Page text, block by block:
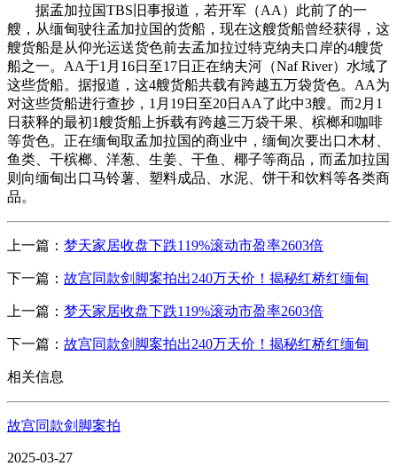
据孟加拉国TBS旧事报道，若开军（AA）此前了的一
艘，从缅甸驶往孟加拉国的货船，现在这艘货船曾经获得，这
艘货船是从仰光运送货色前去孟加拉过特克纳夫口岸的4艘货
船之一。AA于1月16日至17日正在纳夫河（Naf River）水域了
这些货船。据报道，这4艘货船共载有跨越五万袋货色。AA为
对这些货船进行查抄，1月19日至20日AA了此中3艘。而2月1
日获释的最初1艘货船上拆载有跨越三万袋干果、槟榔和咖啡
等货色。正在缅甸取孟加拉国的商业中，缅甸次要出口木材、
鱼类、干槟榔、洋葱、生姜、干鱼、椰子等商品，而孟加拉国
则向缅甸出口马铃薯、塑料成品、水泥、饼干和饮料等各类商
品。
上一篇： 梦天家居收盘下跌119%滚动市盈率2603倍
下一篇： 故宫同款剑脚案拍出240万天价！揭秘红桥红缅甸
上一篇： 梦天家居收盘下跌119%滚动市盈率2603倍
下一篇： 故宫同款剑脚案拍出240万天价！揭秘红桥红缅甸
相关信息
故宫同款剑脚案拍
2025-03-27